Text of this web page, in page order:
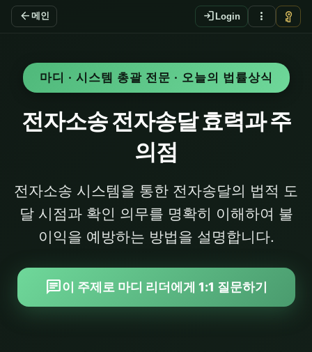
arrow_back 메인 login Login more_vert vpn_key
마디 · 시스템 총괄 전문 · 오늘의 법률상식
전자소송 전자송달 효력과 주
의점
전자소송 시스템을 통한 전자송달의 법적 도
달 시점과 확인 의무를 명확히 이해하여 불
이익을 예방하는 방법을 설명합니다.
chat이 주제로 마디 리더에게 1:1 질문하기